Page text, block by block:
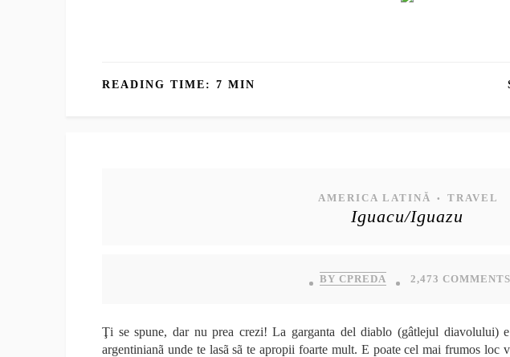
READING TIME: 7 MIN
AMERICA LATINĂ • TRAVEL
Iguacu/Iguazu
BY CPREDA 2,473 COMMENTS
Ţi se spune, dar nu prea crezi! La garganta del diablo (gâtlejul diavolului) e
argentinianã unde te lasã sã te apropii foarte mult. E poate cel mai frumos loc